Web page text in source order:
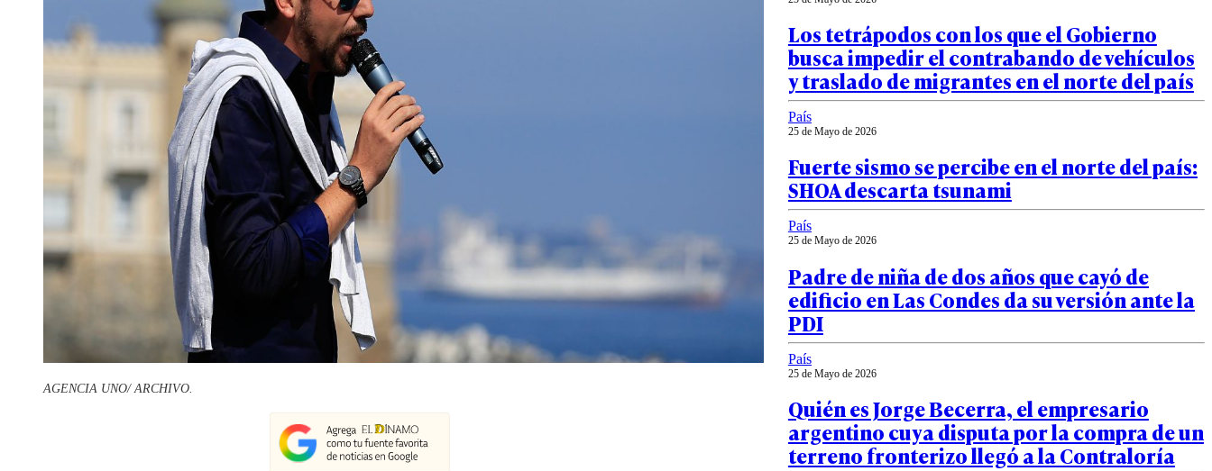
AGENCIA UNO/ ARCHIVO.
Los tetrápodos con los que el Gobierno
busca impedir el contrabando de vehículos
y traslado de migrantes en el norte del país
País
25 de Mayo de 2026
Fuerte sismo se percibe en el norte del país:
SHOA descarta tsunami
País
25 de Mayo de 2026
Padre de niña de dos años que cayó de
edificio en Las Condes da su versión ante la
PDI
País
25 de Mayo de 2026
Quién es Jorge Becerra, el empresario
argentino cuya disputa por la compra de un
terreno fronterizo llegó a la Contraloría